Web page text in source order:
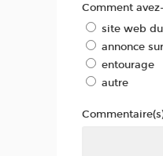
Comment
site web
annonce
entourage
autre